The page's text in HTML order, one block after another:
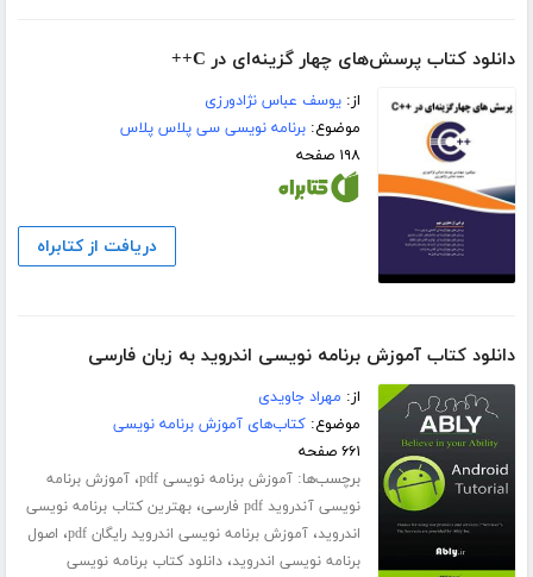
دانلود کتاب پرسش‌های چهار گزینه‌ای در C++
از:یوسف عباس نژادورزی
موضوع:برنامه نویسی سی پلاس پلاس
۱۹۸ صفحه
دریافت از کتابراه
دانلود کتاب آموزش برنامه نویسی اندروید به زبان فارسی
از: مهراد جاویدی
موضوع:کتاب‌های آموزش برنامه نویسی
۶۶۱ صفحه
برچسب‌ها:آموزش برنامه نویسی pdf ،آموزش برنامه
نویسی آندروید pdf فارسی
،بهترین کتاب برنامه نویسی
اندروید،آموزش برنامه نویسی اندروید رایگان pdf ، اصول
برنامه نویسی اندروید،دانلود کتاب برنامه نویسی